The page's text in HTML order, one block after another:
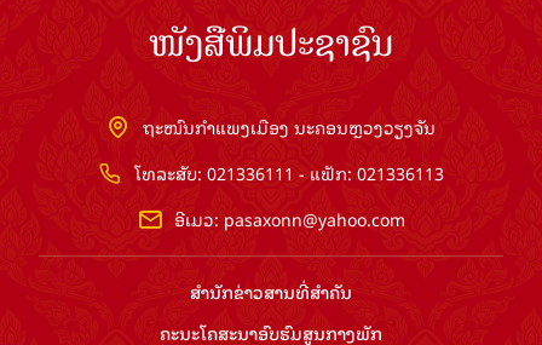
ໜັງສືພິມປະຊາຊົນ
ຖະໜົນກຳແພງເມືອງ ນະຄອນຫຼວງວຽງຈັນ
ໂທລະສັບ: 021336111 - ແຟັກ: 021336113
ອີເມວ: pasaxonn@yahoo.com
ສຳ​ນັກ​ຂ່າວ​ສານ​ທີ່​ສຳ​ຄັນ​
ຄະນະໂຄສະນາອົບຮົມ​ສູນ​ກາງ​ພັກ